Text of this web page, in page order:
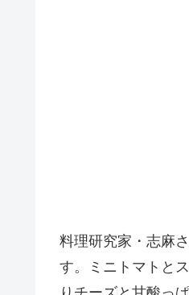
料理研究家・志麻
す。ミニトマトと